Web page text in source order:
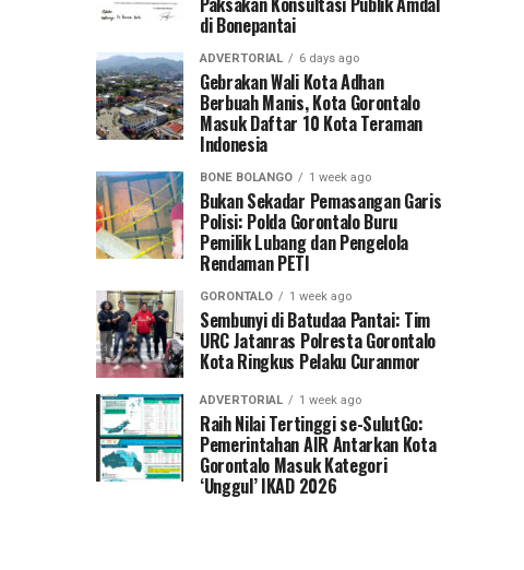
di Bonepantai
ADVERTORIAL 6 days ago
Gebrakan Wali Kota Adhan
Berbuah Manis, Kota Gorontalo
Masuk Daftar 10 Kota Teraman
Indonesia
BONE BOLANGO 1 week ago
Bukan Sekadar Pemasangan Garis
Polisi: Polda Gorontalo Buru
Pemilik Lubang dan Pengelola
Rendaman PETI
GORONTALO 1 week ago
Sembunyi di Batudaa Pantai: Tim
URC Jatanras Polresta Gorontalo
Kota Ringkus Pelaku Curanmor
ADVERTORIAL 1 week ago
Raih Nilai Tertinggi se-SulutGo:
Pemerintahan AIR Antarkan Kota
Gorontalo Masuk Kategori
‘Unggul’ IKAD 2026